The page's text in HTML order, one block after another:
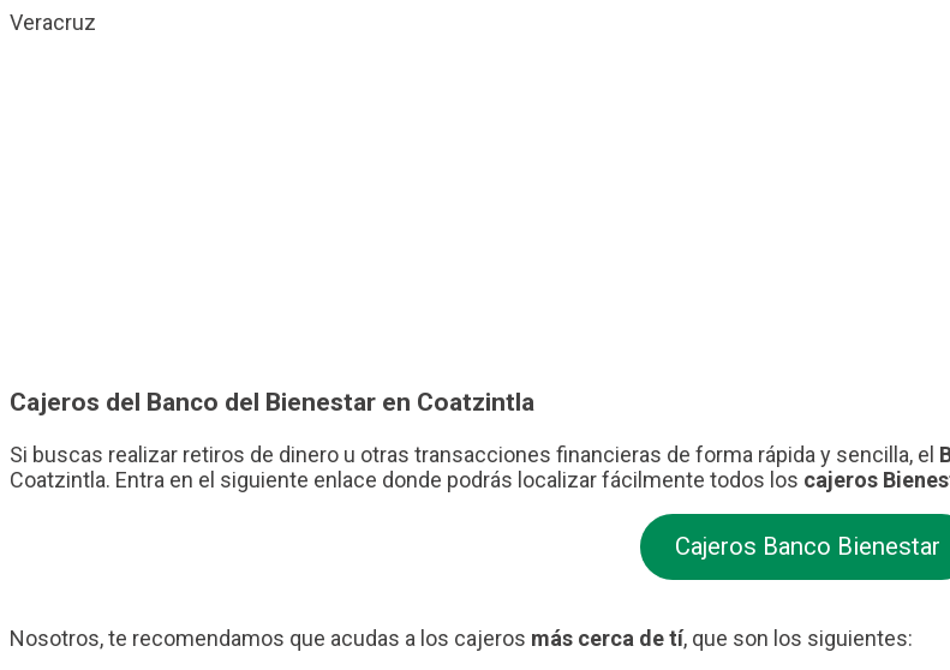
Veracruz
Cajeros del Banco del Bienestar en Coatzintla
Si buscas realizar retiros de dinero u otras transacciones financieras de forma rápida y sencilla, el
Coatzintla. Entra en el siguiente enlace donde podrás localizar fácilmente todos los cajeros
Cajeros Banco Bienestar
Nosotros, te recomendamos que acudas a los cajeros más cerca de tí, que son los siguientes: